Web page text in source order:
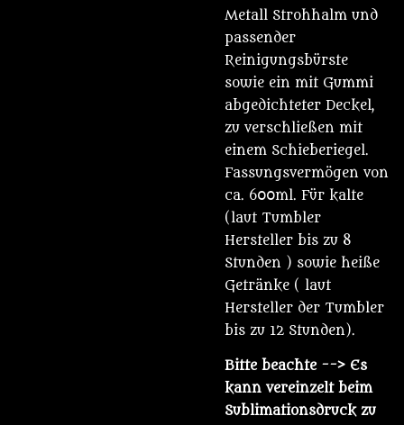
Metall Strohhalm und
passender
Reinigungsbürste
sowie ein mit Gummi
abgedichteter Deckel,
zu verschließen mit
einem Schieberiegel.
Fassungsvermögen von
ca. 600ml. Für kalte
(laut Tumbler
Hersteller bis zu 8
Stunden ) sowie heiße
Getränke ( laut
Hersteller der Tumbler
bis zu 12 Stunden).
Bitte beachte --> Es
kann vereinzelt beim
Sublimationsdruck zu